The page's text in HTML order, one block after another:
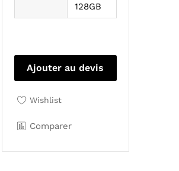
128GB
Ajouter au devis
a
peuvent
Wishlist
Comparer